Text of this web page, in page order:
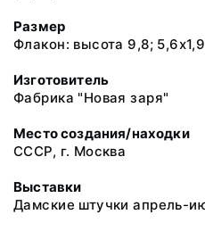
Размер
Флакон: высота 9,8;
Изготовитель
Фабрика "Новая заря"
Место создания/находки
СССР, г. Москва
Выставки
Дамские штучки апрель-